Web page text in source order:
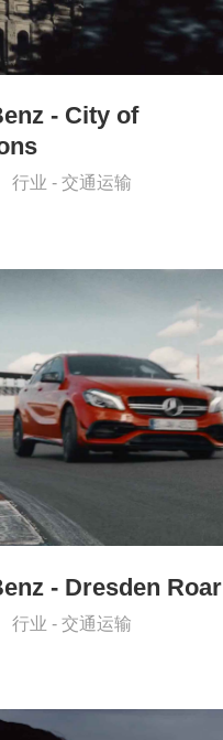
of
行业 - 交通运输
- Dresden Roar
行业 - 交通运输